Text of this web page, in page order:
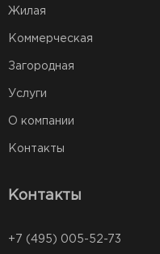
Жилая
Коммерческая
Загородная
Услуги
О компании
Контакты
Контакты
+7 (495) 005-52-73